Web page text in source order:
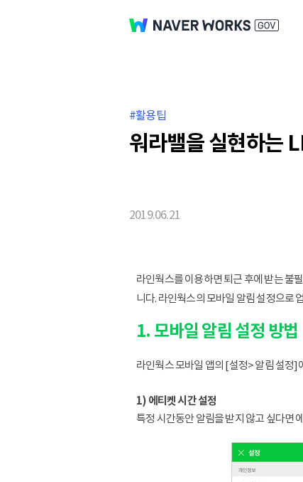
활용팁
워라밸을 실현하는
2019.06.21
라인웍스를 이용하면 퇴근 후에 받는 불
니다. 라인웍스의 모바일 알림 설정으로
1. 모바일 알림 설정 방법
라인웍스 모바일 앱의 [설정> 알림 설정]
1) 에티켓 시간 설정
특정 시간동안 알림을 받지 않고 싶다면